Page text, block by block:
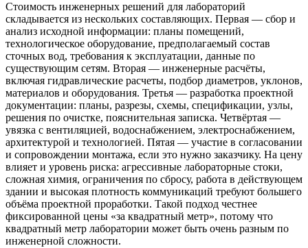
Стоимость инженерных решений для лабораторий
складывается из нескольких составляющих. Первая — сбор и
анализ исходной информации: планы помещений,
технологическое оборудование, предполагаемый состав
сточных вод, требования к эксплуатации, данные по
существующим сетям. Вторая — инженерные расчёты,
включая гидравлические расчеты, подбор диаметров, уклонов,
материалов и оборудования. Третья — разработка проектной
документации: планы, разрезы, схемы, спецификации, узлы,
решения по очистке, пояснительная записка. Четвёртая —
увязка с вентиляцией, водоснабжением, электроснабжением,
архитектурой и технологией. Пятая — участие в согласовании
и сопровождении монтажа, если это нужно заказчику. На цену
влияет и уровень риска: агрессивные лабораторные стоки,
сложная химия, ограничения по сбросу, работа в действующем
здании и высокая плотность коммуникаций требуют большего
объёма проектной проработки. Такой подход честнее
фиксированной цены «за квадратный метр», потому что
квадратный метр лаборатории может быть очень разным по
инженерной сложности.